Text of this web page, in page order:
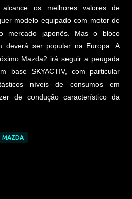
os melhores valores de
modelo equipado com motor de
mercado japonês. Mas o bloco
deverá ser popular na Europa. A
Mazda2 irá seguir a peugada
base SKYACTIV, com particular
níveis de consumos em
de condução característico da
MAZDA